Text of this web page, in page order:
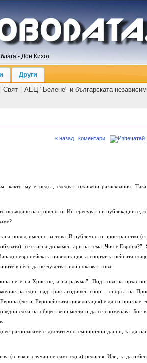
- Дон Кихот
Други
Свят АЕЦ "Белене" и българската
« назад коментари
както му е редът, следват оживени разисквания.
осъждане на стореното. Интересуват ни публикациите,
повод именно за това. В публичното пространство
се стигна до коментари на тема „Чия е Европа?”.
цивилизация, а спорът за нейната
в него да не чувстват или показват това.
не е на Христос, а на разума”. Под това на пръв
на един над тристагодишен спор – спорът на
(чети: Европейската цивилизация) е да си признае,
елхи на обществени места и да се споменава Бог
разполагаме с достатъчно емпирични данни, за да
(в някои случаи не само една) религия. Или, за да